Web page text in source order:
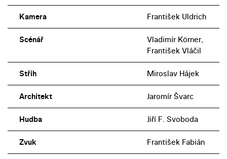
Kamera František Uldrich
Scénář
Vladimír Körner,
František Vláčil
Střih Miroslav Hájek
Architekt Jaromír Švarc
Hudba Jiří F. Svoboda
Zvuk František Fabián